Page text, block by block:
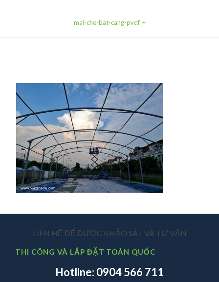
mai-che-bat-cang-pvdf
LIÊN HỆ ĐỂ ĐƯỢC KHẢO SÁT VÀ TƯ VẤN
THI CÔNG VÀ LẮP ĐẶT TOÀN QUỐC
Hotline: 0904 566 711